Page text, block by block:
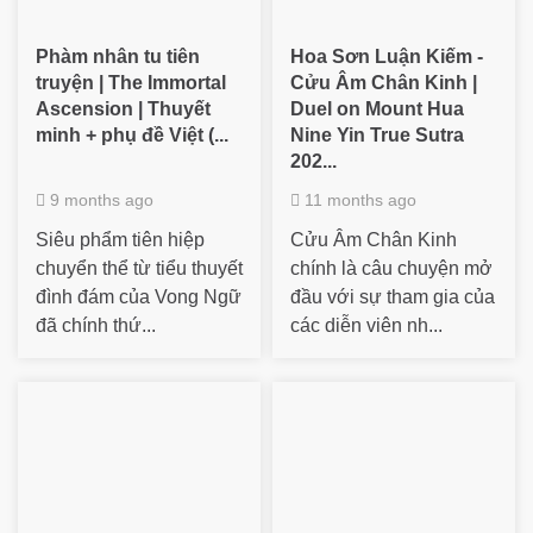
Phàm nhân tu tiên
truyện | The Immortal
Ascension | Thuyết
minh + phụ đề Việt (...
9 months ago
Siêu phẩm tiên hiệp
chuyển thể từ tiểu thuyết
đình đám của Vong Ngữ
đã chính thứ...
Hoa Sơn Luận Kiếm -
Cửu Âm Chân Kinh |
Duel on Mount Hua
Nine Yin True Sutra
202...
11 months ago
Cửu Âm Chân Kinh
chính là câu chuyện mở
đầu với sự tham gia của
các diễn viên nh...